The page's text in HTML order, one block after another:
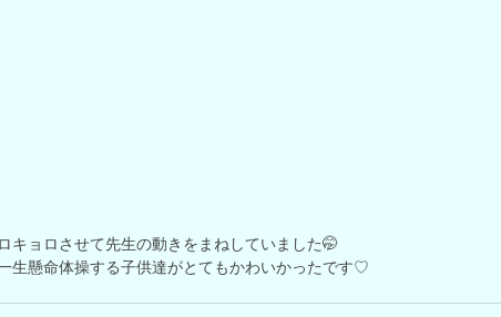
キョロさせて先生の動きをまねしていました🤭
生懸命体操する子供達がとてもかわいかったです♡